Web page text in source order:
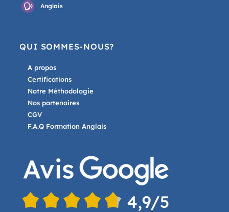
Anglais
QUI SOMMES-NOUS?
A propos
Certifications
Notre Méthodologie
Nos partenaires
CGV
F.A.Q Formation Anglais